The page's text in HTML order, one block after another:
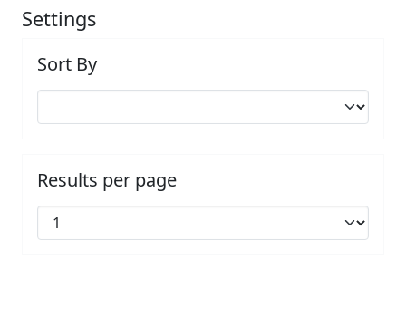
Settings
Sort By
Results per page